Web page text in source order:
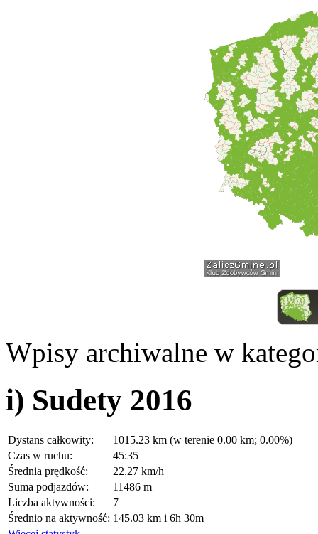
Wpisy archiwalne w
i) Sudety 2016
Dystans całkowity:
1015.23 km (w terenie 0.00 km; 0.00%)
Czas w ruchu:
45:35
Średnia prędkość:
22.27 km/h
Suma podjazdów:
11486 m
Liczba aktywności:
7
Średnio na aktywność: 145.03 km i 6h 30m